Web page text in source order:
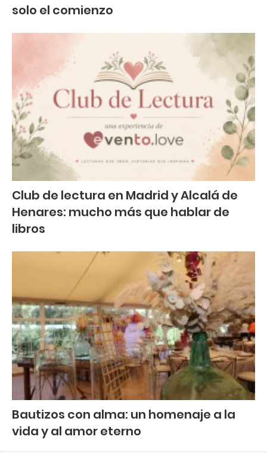
solo el comienzo
Club de lectura en Madrid y Alcalá de
Henares: mucho más que hablar de
libros
Bautizos con alma: un homenaje a la
vida y al amor eterno